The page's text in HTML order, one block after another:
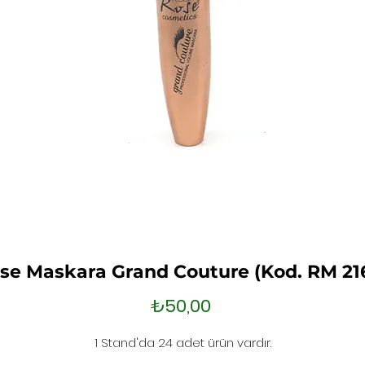
Maskara Grand Couture (Kod. RM
₺50,00Fiyat
1 Stand'da 24 adet ürün vardır.